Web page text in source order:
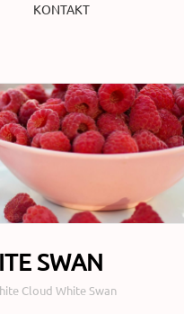
KONTAKT
SWAN
Cloud White Swan